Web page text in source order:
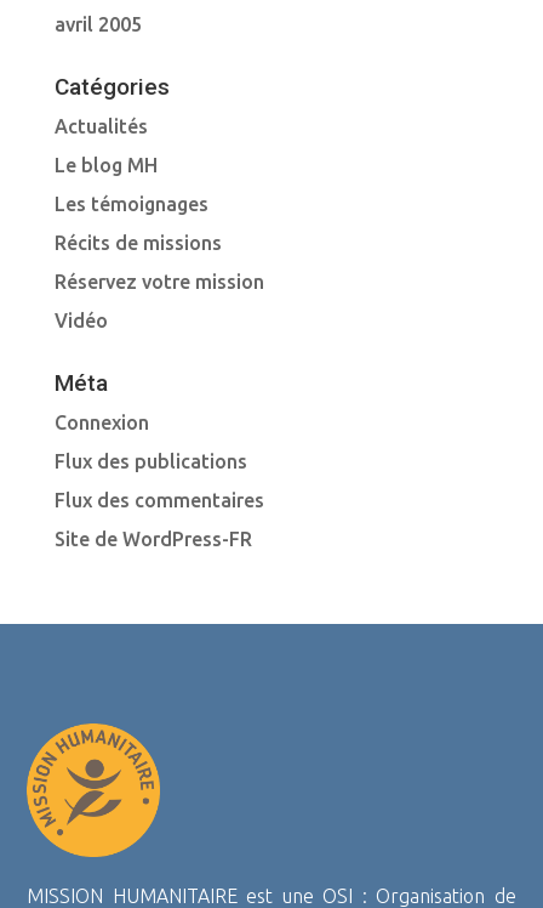
avril 2005
Catégories
Actualités
Le blog MH
Les témoignages
Récits de missions
Réservez votre mission
Vidéo
Méta
Connexion
Flux des publications
Flux des commentaires
Site de WordPress-FR
MISSION HUMANITAIRE est une OSI : Organisation de